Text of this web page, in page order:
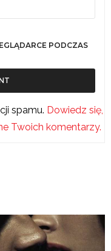
PODCZAS
spamu. Dowiedz się,
Twoich komentarzy.